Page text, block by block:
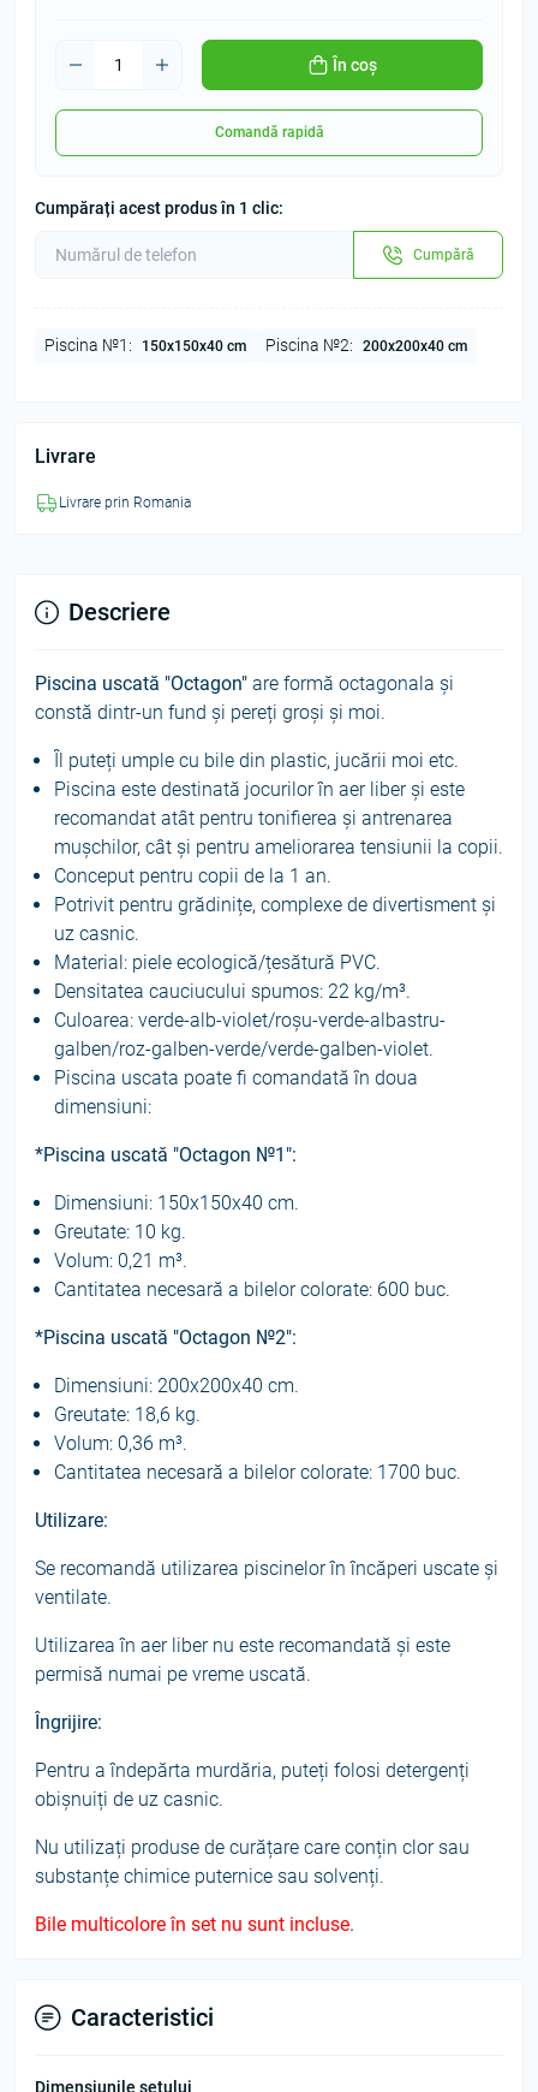
În coș
Comandă rapidă
Cumpărați acest produs în 1 clic:
Cumpără
Piscina №1: 150х150х40 cm Piscina №2: 200х200х40 cm
Livrare
Livrare prin Romania
Descriere
Piscina uscată "Octagon" are formă octagonala și
constă dintr-un fund și pereți groși și moi.
Îl puteți umple cu bile din plastic, jucării moi etc.
Piscina este destinată jocurilor în aer liber și este
recomandat atât pentru tonifierea și antrenarea
mușchilor, cât și pentru ameliorarea tensiunii la copii.
Conceput pentru copii de la 1 an.
Potrivit pentru grădinițe, complexe de divertisment și
uz casnic.
Material: piele ecologică/țesătură PVC.
Densitatea cauciucului spumos: 22 kg/m³.
Culoarea: verde-alb-violet/roșu-verde-albastru-
galben/roz-galben-verde/verde-galben-violet.
Piscina uscata poate fi comandată în doua
dimensiuni:
*Piscina uscată "Octagon №1":
Dimensiuni: 150x150x40 cm.
Greutate: 10 kg.
Volum: 0,21 m³.
Cantitatea necesară a bilelor colorate: 600 buc.
*Piscina uscată "Octagon №2":
Dimensiuni: 200x200x40 cm.
Greutate: 18,6 kg.
Volum: 0,36 m³.
Cantitatea necesară a bilelor colorate: 1700 buc.
Utilizare:
Se recomandă utilizarea piscinelor în încăperi uscate și
ventilate.
Utilizarea în aer liber nu este recomandată și este
permisă numai pe vreme uscată.
Îngrijire:
Pentru a îndepărta murdăria, puteți folosi detergenți
obișnuiți de uz casnic.
Nu utilizați produse de curățare care conțin clor sau
substanțe chimice puternice sau solvenți.
Bile multicolore în set nu sunt incluse.
Caracteristici
Dimensiunile setului